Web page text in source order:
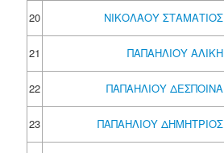
20
ΝΙΚΟΛΑΟΥ ΣΤΑΜΑΤΙΟΣ
21
ΠΑΠΑΗΛΙΟΥ ΑΛΙΚΗ
22
ΠΑΠΑΗΛΙΟΥ ΔΕΣΠΟΙΝΑ
23 ΠΑΠΑΗΛΙΟΥ ΔΗΜΗΤΡΙΟΣ